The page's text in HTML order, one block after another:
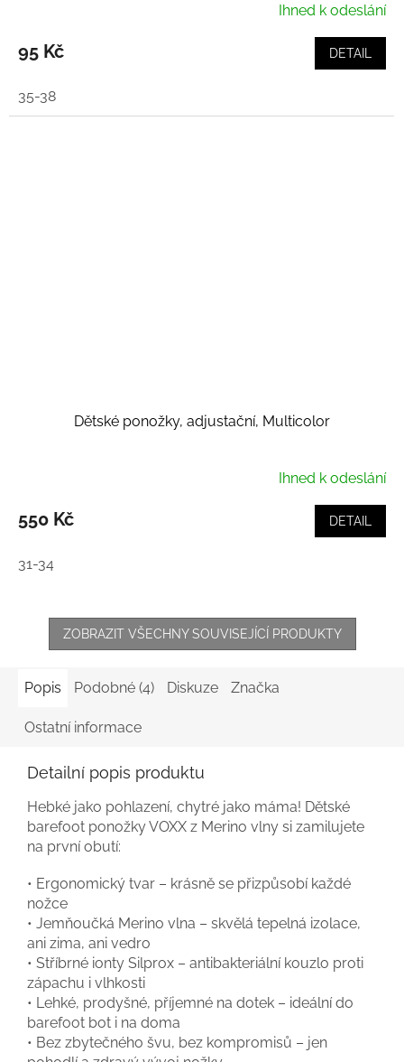
Ihned k odeslání
95 Kč DETAIL
35-38
Dětské ponožky, adjustační, Multicolor
Ihned k odeslání
550 Kč DETAIL
31-34
ZOBRAZIT VŠECHNY SOUVISEJÍCÍ PRODUKTY
Popis Podobné (4) Diskuze Značka
Ostatní informace
Detailní popis produktu
Hebké jako pohlazení, chytré jako máma! Dětské
barefoot ponožky VOXX z Merino vlny si zamilujete
na první obutí:
• Ergonomický tvar – krásně se přizpůsobí každé
nožce
• Jemňoučká Merino vlna – skvělá tepelná izolace,
ani zima, ani vedro
• Stříbrné ionty Silprox – antibakteriální kouzlo proti
zápachu i vlhkosti
• Lehké, prodyšné, příjemné na dotek – ideální do
barefoot bot i na doma
• Bez zbytečného švu, bez kompromisů – jen